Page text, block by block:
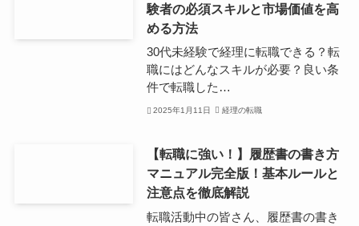
験者の必須スキルと市場価値を高
める方法
30代未経験で経理に転職できる？転
職にはどんなスキルが必要？良い条
件で転職した…
2025年1月11日 経理の転職
【転職に強い！】履歴書の書き方
マニュアル完全版！基本ルールと
注意点を徹底解説
転職活動中の皆さん、履歴書の書き